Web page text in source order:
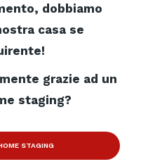
dobbiamo
casa se
grazie ad un
staging?
STAGING